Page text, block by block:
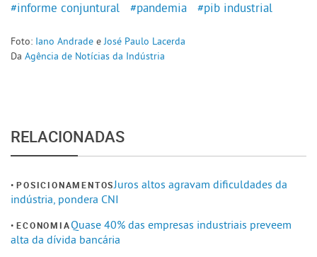
#informe conjuntural
#pandemia #pib industrial
Foto: Iano Andrade eJosé Paulo Lacerda
Da Agência de Notícias da Indústria
RELACIONADAS
POSICIONAMENTOSJuros altos agravam dificuldades da
indústria, pondera CNI
ECONOMIAQuase 40% das empresas industriais preveem
alta da dívida bancária